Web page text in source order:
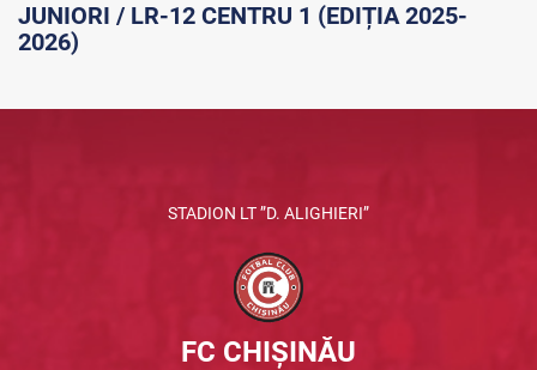
JUNIORI / LR-12 CENTRU 1 (EDIȚIA 2025-
2026)
STADION LT ”D. ALIGHIERI”
FC CHIȘINĂU